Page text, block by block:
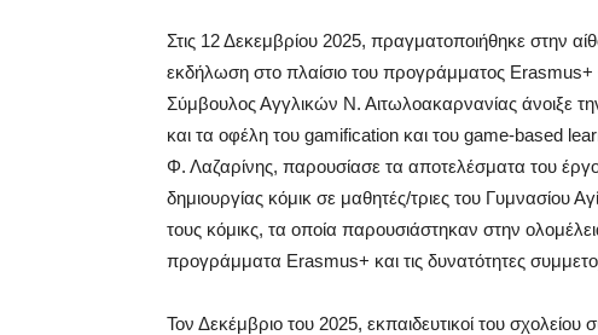
Στις 12 Δεκεμβρίου 2025, πραγματοποιήθηκε στην
εκδήλωση στο πλαίσιο του προγράμματος
Σύμβουλος Αγγλικών Ν. Αιτωλοακαρνανίας άνοιξε
και τα οφέλη του gamification και του game-based
Φ. Λαζαρίνης, παρουσίασε τα αποτελέσματα του
δημιουργίας κόμικ σε μαθητές/τριες του Γυμνασίου
τους κόμικς, τα οποία παρουσιάστηκαν στην
προγράμματα Erasmus+ και τις δυνατότητες
Τον Δεκέμβριο του 2025, εκπαιδευτικοί του